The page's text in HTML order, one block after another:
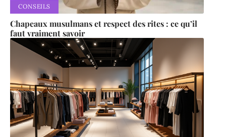
CONSEILS
Chapeaux musulmans et respect des rites : ce qu’il
faut vraiment savoir